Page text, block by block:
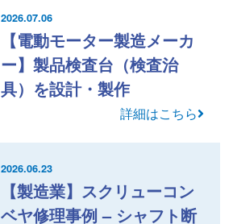
2026.07.06
【電動モーター製造メーカ
ー】製品検査台（検査治
具）を設計・製作
詳細はこちら
2026.06.23
【製造業】スクリューコン
ベヤ修理事例 – シャフト断